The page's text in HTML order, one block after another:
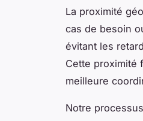
La proximité
cas de besoin
évitant les
Cette proximité
meilleure
Notre